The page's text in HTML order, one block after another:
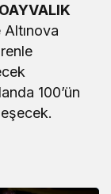
Altınova
100’ün